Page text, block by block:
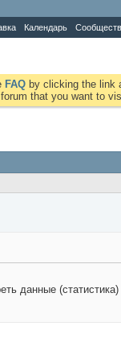
Календарь
FAQ by clicking the link
that you want to
данные